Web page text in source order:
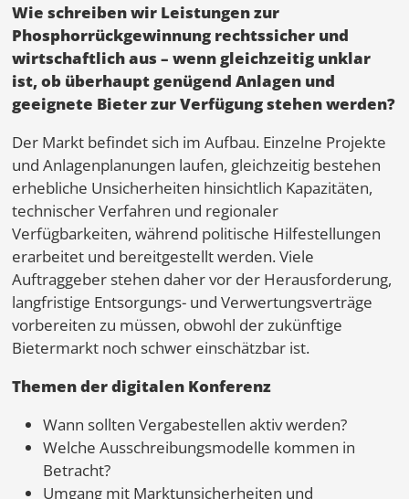
Wie schreiben wir Leistungen zur
Phosphorrückgewinnung rechtssicher und
wirtschaftlich aus – wenn gleichzeitig unklar
ist, ob überhaupt genügend Anlagen und
geeignete Bieter zur Verfügung stehen werden?
Der Markt befindet sich im Aufbau. Einzelne Projekte
und Anlagenplanungen laufen, gleichzeitig bestehen
erhebliche Unsicherheiten hinsichtlich Kapazitäten,
technischer Verfahren und regionaler
Verfügbarkeiten, während politische Hilfestellungen
erarbeitet und bereitgestellt werden. Viele
Auftraggeber stehen daher vor der Herausforderung,
langfristige Entsorgungs- und Verwertungsverträge
vorbereiten zu müssen, obwohl der zukünftige
Bietermarkt noch schwer einschätzbar ist.
Themen der digitalen Konferenz
Wann sollten Vergabestellen aktiv werden?
Welche Ausschreibungsmodelle kommen in
Betracht?
Umgang mit Marktunsicherheiten und